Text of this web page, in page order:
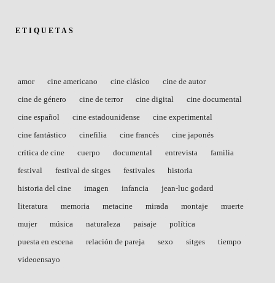
ETIQUETAS
amor cine americano cine clásico
cine de autor
cine de género
cine de terror cine digital
cine documental
cine español
cine estadounidense
cine experimental
cine fantástico
cinefilia cine francés
cine japonés
crítica de cine
cuerpo documental entrevista
familia
festival
festival de sitges festivales
historia
historia del cine
imagen infancia
jean-luc godard
literatura
memoria metacine mirada montaje
muerte
mujer
música naturaleza paisaje
política
puesta en escena
relación de pareja sexo sitges
tiempo
videoensayo